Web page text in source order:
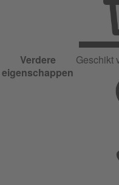
Verdere
eigenschappen
Geschikt